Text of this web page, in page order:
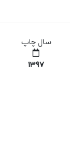
سال چاپ
1397